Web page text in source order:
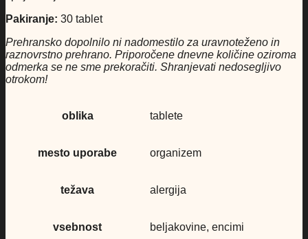
Pakiranje: 30 tablet
Prehransko dopolnilo ni nadomestilo za uravnoteženo in
raznovrstno prehrano. Priporočene dnevne količine oziroma
odmerka se ne sme prekoračiti. Shranjevati nedosegljivo
otrokom!
oblika tablete
mesto uporabe organizem
težava alergija
vsebnost beljakovine, encimi